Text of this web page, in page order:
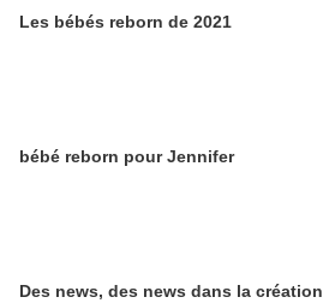
Les bébés reborn de 2021
bébé reborn pour Jennifer
Des news, des news dans la création